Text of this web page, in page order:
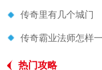
传奇里有几个城门
传奇霸业法师怎样
热门攻略